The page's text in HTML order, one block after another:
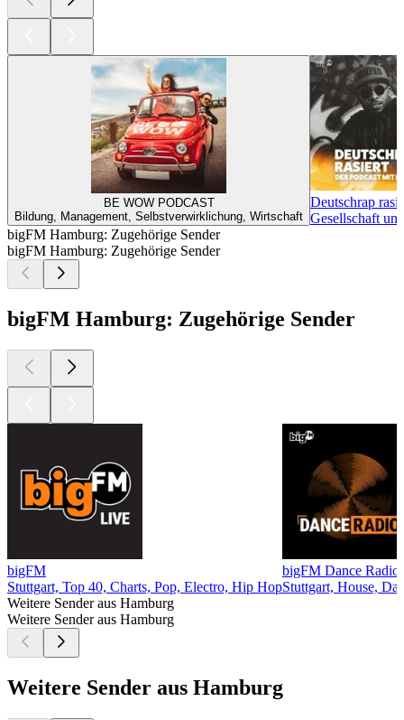
BE WOW PODCAST
Bildung, Management, Selbstverwirklichung, Wirtschaft
Deutschrap
Gesellschaft
bigFM Hamburg: Zugehörige Sender
bigFM Hamburg: Zugehörige Sender
bigFM Hamburg: Zugehörige Sender
bigFM
Stuttgart, Top 40, Charts, Pop, Electro, Hip Hop
bigFM Dance Radio
Stuttgart, House,
Weitere Sender aus Hamburg
Weitere Sender aus Hamburg
Weitere Sender aus Hamburg